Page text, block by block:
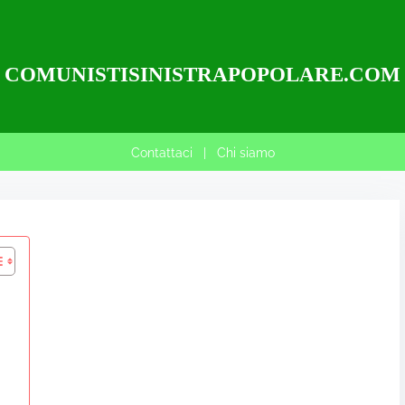
COMUNISTISINISTRAPOPOLARE.COM
Contattaci | Chi siamo